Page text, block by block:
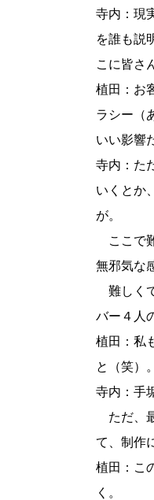
寺内：現
を誰も説
こに皆さ
植田：お
ラシー（
いい影響
寺内：た
いくとか
が。
ここで
無邪気な
難しく
バー４人
植田：私
と（笑）。
寺内：手
ただ、
て、制作
植田：こ
く。